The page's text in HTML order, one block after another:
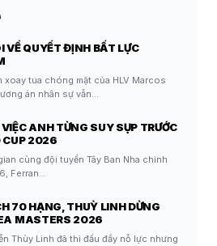
VỀ QUYẾT ĐỊNH BẤT LỰC
xoay tua chóng mặt của HLV Marcos
án nhân sự vẫn…
ANH TỪNG SUY SỤP TRƯỚC
CUP 2026
cùng đội tuyển Tây Ban Nha chinh
Ferran…
70 HẠNG, THUỲ LINH DỪNG
MASTERS 2026
Thùy Linh đã thi đấu đầy nỗ lực nhưng